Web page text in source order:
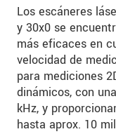
Los escáneres
y 30x0 se
más eficaces en
velocidad de
para mediciones
dinámicos, con
kHz, y
hasta aprox. 10
SEND